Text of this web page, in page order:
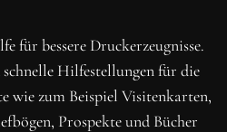
IN VERBINDUNG!
sichere dir Top-Angebote und
Newsletter.
ABONNIEREN
für bessere Druckerzeugnisse.
Hilfestellungen für die
wie zum Beispiel Visitenkarten,
Prospekte und Bücher